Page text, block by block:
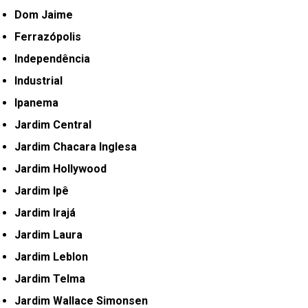
Dom Jaime
Ferrazópolis
Independência
Industrial
Ipanema
Jardim Central
Jardim Chacara Inglesa
Jardim Hollywood
Jardim Ipê
Jardim Irajá
Jardim Laura
Jardim Leblon
Jardim Telma
Jardim Wallace Simonsen